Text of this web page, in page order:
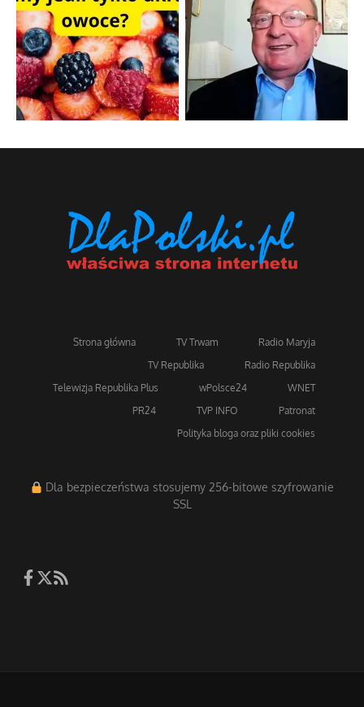
Strona główna TV Trwam
Radio Maryja
TV Republika
Radio Republika
Telewizja Republika Plus
wPolsce24
WNET
PR24
TVP INFO
Patronat
Polityka bloga oraz pliki cookies
Dla bezpieczeństwa stosujemy 256-bitowe szyfrowanie
SSL